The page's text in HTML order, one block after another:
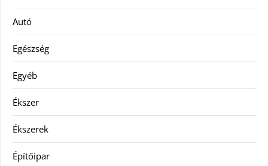
Autó
Egészség
Egyéb
Ékszer
Ékszerek
Építőipar